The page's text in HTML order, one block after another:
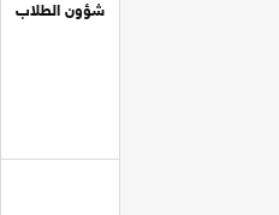
شؤون الطلاب